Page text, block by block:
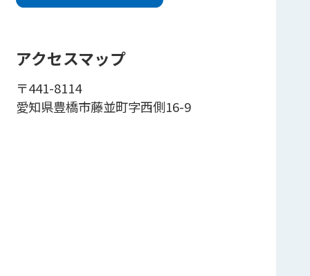
アクセスマップ
〒441-8114
愛知県豊橋市藤並町字西側16-9